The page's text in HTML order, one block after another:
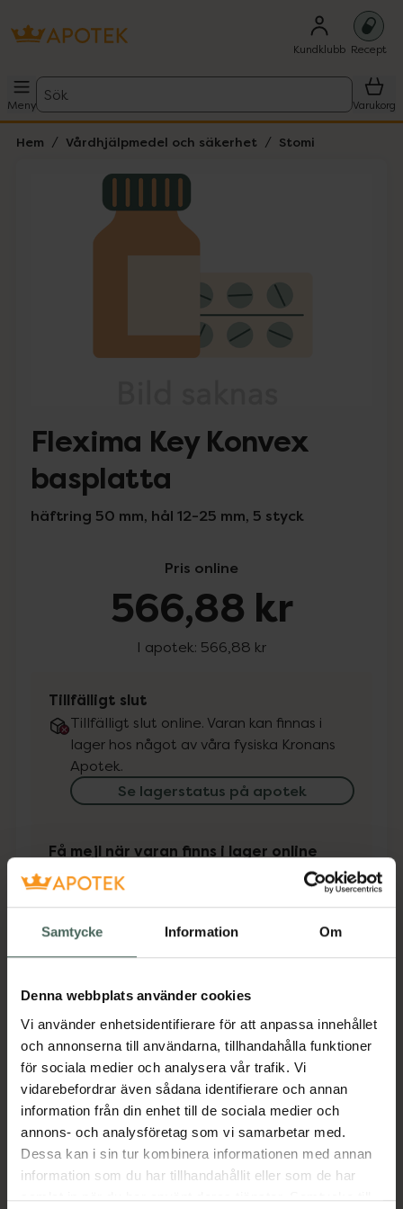
Samtycke Information Om
Denna webbplats använder cookies
Vi använder enhetsidentifierare för att anpassa innehållet
och annonserna till användarna, tillhandahålla funktioner
för sociala medier och analysera vår trafik. Vi
vidarebefordrar även sådana identifierare och annan
information från din enhet till de sociala medier och
annons- och analysföretag som vi samarbetar med.
Dessa kan i sin tur kombinera informationen med annan
information som du har tillhandahållit eller som de har
samlat in när du har använt deras tjänster. Samtycke till
Kundklubb Recept
Meny
Sök
Varukorg
Hem Vårdhjälpmedel och säkerhet Stomi
Lista: . Innehåller 1 objekt.
Flexima Key Konvex
basplatta
häftring 50 mm, hål 12-25 mm, 5 styck
Pris online
566,88 kr
I apotek: 566,88 kr
Tillfälligt slut
Tillfälligt slut online. Varan kan finnas i
lager hos något av våra fysiska Kronans
Apotek.
Se lagerstatus på apotek
Få mejl när varan finns i lager online
Din e-postadress
Jag accepterar villkoren
Aktuella erbjudanden
Beskrivning Dölj
Jämförpris 113,38 kr/st
EAN:07321532202704
Kategorier: